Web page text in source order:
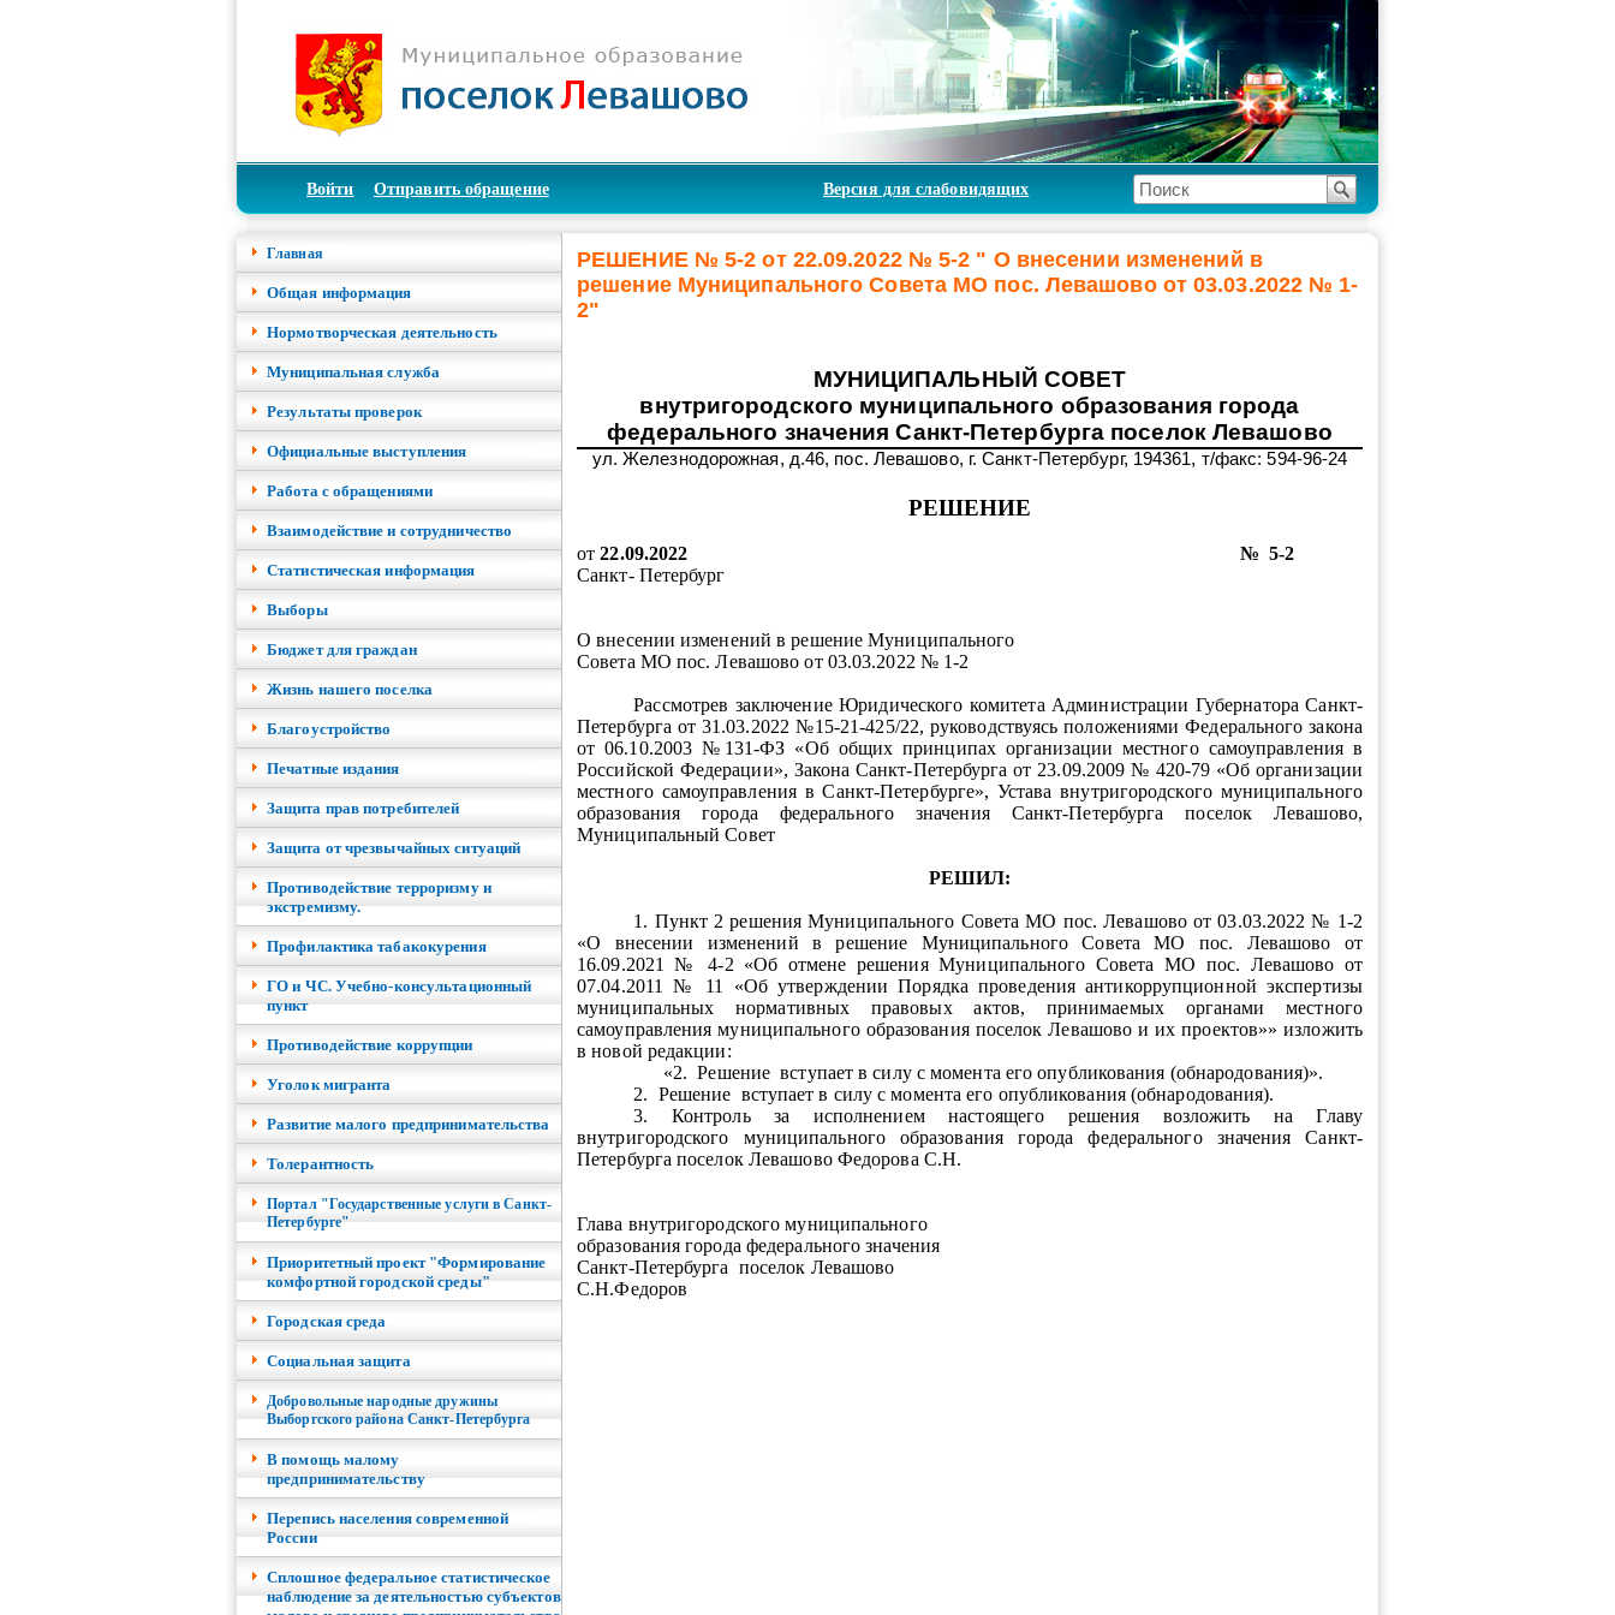
Войти Отправить обращение Версия для слабовидящих
Главная
Общая информация
Нормотворческая деятельность
Муниципальная служба
Результаты проверок
Официальные выступления
Работа с обращениями
Взаимодействие и сотрудничество
Cтатистическая информация
Выборы
Бюджет для граждан
Жизнь нашего поселка
Благоустройство
Печатные издания
Защита прав потребителей
Защита от чрезвычайных ситуаций
Противодействие терроризму и
экстремизму.
Профилактика табакокурения
ГО и ЧС. Учебно-консультационный
пункт
Противодействие коррупции
Уголок мигранта
Развитие малого предпринимательства
Толерантность
Портал "Государственные услуги в Санкт-
Петербурге"
Приоритетный проект "Формирование
комфортной городской среды"
Городская среда
Социальная защита
Добровольные народные дружины
Выборгского района Санкт-Петербурга
В помощь малому
предпринимательству
Перепись населения современной
России
Сплошное федеральное статистическое
наблюдение за деятельностью субъектов
РЕШЕНИЕ № 5-2 от 22.09.2022 № 5-2 " О внесении изменений в
решение Муниципального Совета МО пос. Левашово от 03.03.2022 № 1-
2"
МУНИЦИПАЛЬНЫЙ СОВЕТ
внутригородского муниципального образования города
федерального значения Санкт-Петербурга поселок Левашово
ул. Железнодорожная, д.46, пос. Левашово, г. Санкт-Петербург, 194361, т/факс: 594-96-24
РЕШЕНИЕ
от22.09.2022 № 5-2
Санкт- Петербург
О внесении изменений в решение Муниципального
Совета МО пос. Левашово от 03.03.2022 № 1-2
Рассмотрев заключение Юридического комитета Администрации Губернатора Санкт-
Петербурга от 31.03.2022 №15-21-425/22, руководствуясь положениями Федерального закона
от 06.10.2003 №131-ФЗ «Об общих принципах организации местного самоуправления в
Российской Федерации», Закона Санкт-Петербурга от 23.09.2009 № 420-79 «Об организации
местного самоуправления в Санкт-Петербурге», Устава внутригородского муниципального
образования города федерального значения Санкт-Петербурга поселок Левашово,
Муниципальный Совет
РЕШИЛ:
1. Пункт 2 решения Муниципального Совета МО пос. Левашово от 03.03.2022 № 1-2
«О внесении изменений в решение Муниципального Совета МО пос. Левашово от
16.09.2021 № 4-2 «Об отмене решения Муниципального Совета МО пос. Левашово от
07.04.2011 № 11 «Об утверждении Порядка проведения антикоррупционной экспертизы
муниципальных нормативных правовых актов, принимаемых органами местного
самоуправления муниципального образования поселок Левашово и их проектов»» изложить
в новой редакции:
«2. Решение вступает в силу с момента его опубликования (обнародования)».
2. Решение вступает в силу с момента его опубликования (обнародования).
3. Контроль за исполнением настоящего решения возложить на Главу
внутригородского муниципального образования города федерального значения Санкт-
Петербурга поселок Левашово Федорова С.Н.
Глава внутригородского муниципального
образования города федерального значения
Санкт-Петербурга поселок Левашово
С.Н.Федоров